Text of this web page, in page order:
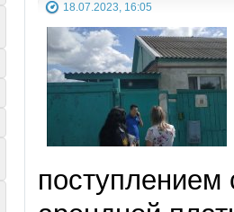
18.07.2023, 16:05